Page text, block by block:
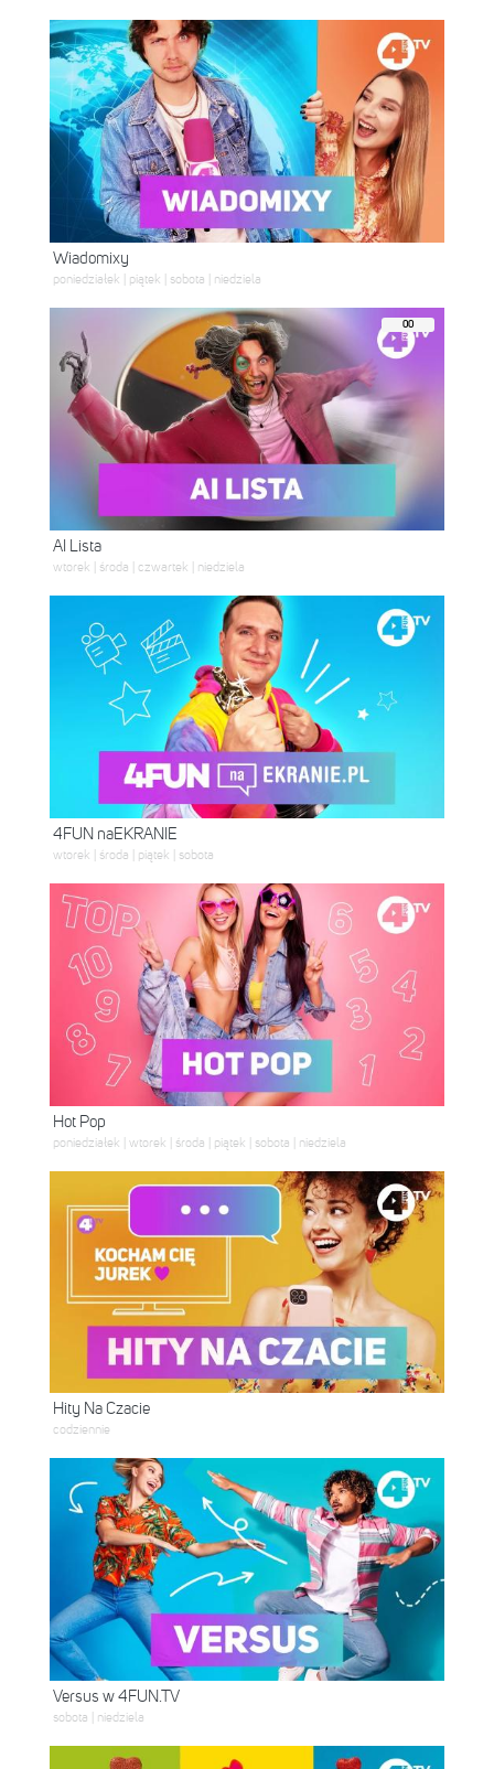
Wiadomixy
poniedziałek | piątek | sobota | niedziela
00
AI Lista
wtorek | środa | czwartek | niedziela
4FUN naEKRANIE
wtorek | środa | piątek | sobota
Hot Pop
poniedziałek | wtorek | środa | piątek | sobota | niedziela
Hity Na Czacie
codziennie
Versus w 4FUN.TV
sobota | niedziela